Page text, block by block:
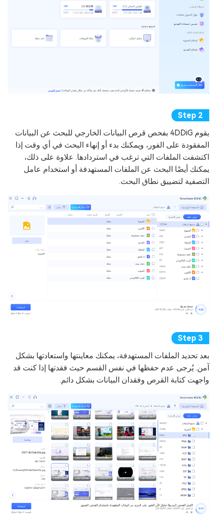
يقوم 4DDiG بفحص قرص البيانات الخارجي للبحث عن البيانات
المفقودة على الفور، ويمكنك بدء أو إنهاء البحث في أي وقت إذا
اكتشفت الملفات التي ترغب في استردادها. علاوة على ذلك،
يمكنك أيضًا البحث عن الملفات المستهدفة أو استخدام عامل
التصفية لتضييق نطاق البحث.
بعد تحديد الملفات المستهدفة، يمكنك معاينتها واستعادتها بشكل
آمن. يُرجى عدم حفظها في نفس القسم حيث فقدتها إذا كنت قد
واجهت كتابة القرص وفقدان البيانات بشكل دائم.